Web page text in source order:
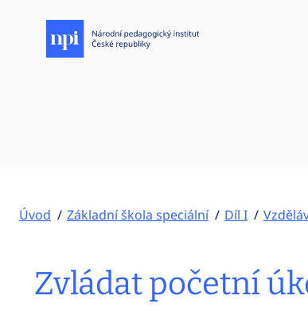
Úvod Základní škola speciální Díl I
Zvládat početní